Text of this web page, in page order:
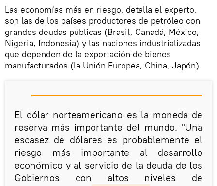
Las economías más en riesgo, detalla el experto,
son las de los países productores de petróleo con
grandes deudas públicas (Brasil, Canadá, México,
Nigeria, Indonesia) y las naciones industrializadas
que dependen de la exportación de bienes
manufacturados (la Unión Europea, China, Japón).
El dólar norteamericano es la moneda de
reserva más importante del mundo. "Una
escasez de dólares es probablemente el
riesgo más importante al desarrollo
económico y al servicio de la deuda de los
Gobiernos con altos niveles de